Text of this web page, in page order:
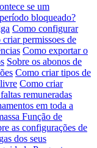
se um
bloqueado?
Como configurar
permissoes de
Como exportar o
Sobre os abonos de
Como criar tipos de
Como criar
remuneradas
em toda a
Função de
as configurações de
dos seus